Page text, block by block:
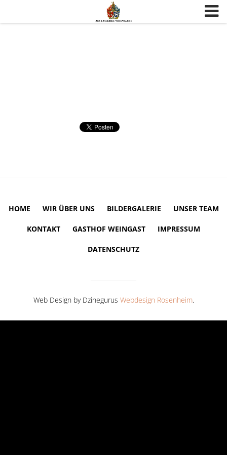
HOME WIR ÜBER UNS BILDERGALERIE UNSER TEAM
KONTAKT GASTHOF WEINGAST IMPRESSUM
DATENSCHUTZ
Web Design by Dzinegurus Webdesign Rosenheim.